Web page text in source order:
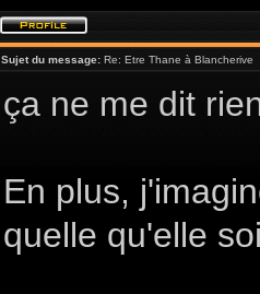
Sujet du message: Re: Etre Thane à Blancherive
ça ne me dit
En plus,
quelle qu'elle